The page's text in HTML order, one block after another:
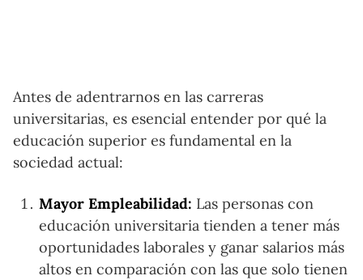
Antes de adentrarnos en las carreras
universitarias, es esencial entender por qué la
educación superior es fundamental en la
sociedad actual:
Mayor Empleabilidad: Las personas con
educación universitaria tienden a tener más
oportunidades laborales y ganar salarios más
altos en comparación con las que solo tienen